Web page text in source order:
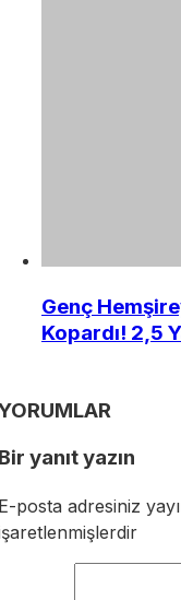
Genç
Kopardı! 2,5
yanıt yazın
posta adresiniz